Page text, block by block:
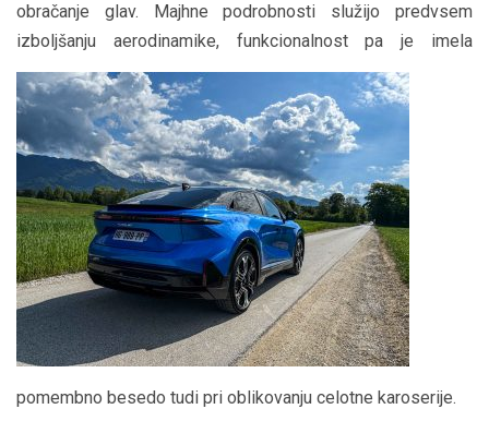
obračanje glav. Majhne podrobnosti služijo predvsem
izboljšanju aerodinamike, funkcionalnost pa je imela
pomembno besedo tudi pri oblikovanju celotne karoserije.